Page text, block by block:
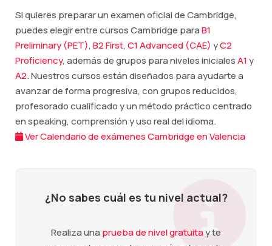
Si quieres preparar un examen oficial de Cambridge,
puedes elegir entre cursos Cambridge paraB1
Preliminary (PET), B2 First, C1 Advanced (CAE) yC2
Proficiency, además de grupos para niveles inicialesA1y
A2. Nuestros cursos están diseñados para ayudarte a
avanzar de forma progresiva, con grupos reducidos,
profesorado cualificado y un método práctico centrado
en speaking, comprensión y uso real del idioma.
Ver Calendario de exámenes Cambridge en Valencia
¿No sabes cuál es tu nivel actual?
Realiza una prueba de nivel gratuitay te